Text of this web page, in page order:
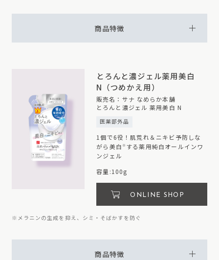
商品特徴
とろんと濃ジェル薬用美白
N（つめかえ用）
販売名：サナ なめらか本舗
とろんと濃ジェル 薬用美白 N
医薬部外品
1個で6役！肌荒れ＆ニキビ予防しな
がら美白 ※ する薬用純白オールインワ
ンジェル
容量:100g
ONLINE SHOP
※メラニンの生成を抑え、シミ・そばかすを防ぐ
商品特徴